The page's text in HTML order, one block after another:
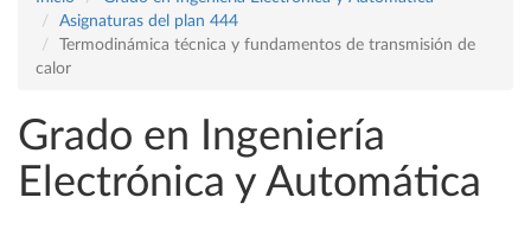
Asignaturas del plan 444
Termodinámica técnica y fundamentos de transmisión de
calor
Grado en Ingeniería
Electrónica y Automática